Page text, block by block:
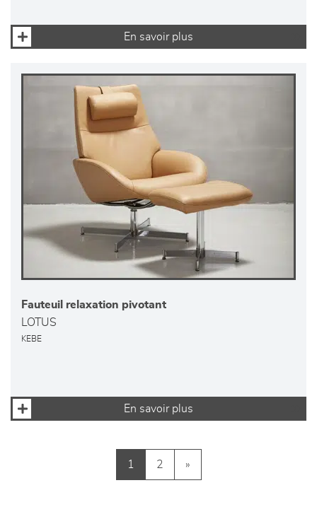
En savoir plus
Fauteuil relaxation pivotant
LOTUS
KEBE
En savoir plus
1 2 »